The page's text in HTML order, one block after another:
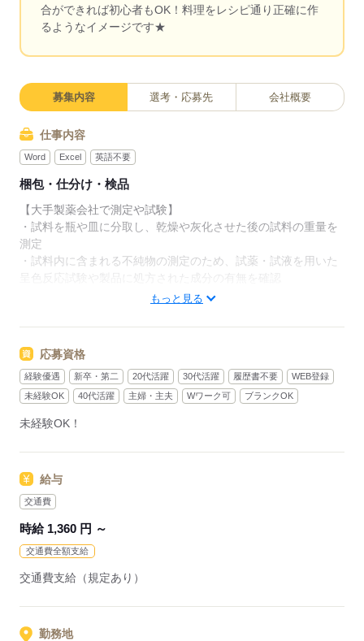
合ができれば初心者もOK！料理をレシピ通り正確に作
るようなイメージです★
募集内容 選考・応募先 会社概要
仕事内容
Word Excel 英語不要
梱包・仕分け・検品
【大手製薬会社で測定や試験】
・試料を瓶や皿に分取し、乾燥や灰化させた後の試料の重量を
測定
・試料内に含まれる不純物の測定のため、試薬・試液を用いた
呈色反応試験や製品に処方された成分の有無を確認
・試料の製剤特性を確認するため、粒の大きさや溶け易さの測
＊ビーカー、フラスコ、メスシリンダー等の計量器や、成分分
析機を使用します♪
＊試液が目に入らないよう保護具着用します♪
【男女比】【配属先部署】品質管理課【部署人数】
【服装】作業服貸与【休憩室】あり
で正社員への道もあり◎
もっと見る
応募資格
経験優遇 新卒・第二 20代活躍 30代活躍 履歴書不要
WEB登録
未経験OK
40代活躍 主婦・主夫 Wワーク可 ブランクOK
未経験OK！
給与
交通費
時給 1,360 円 ～
交通費全額支給
交通費支給（規定あり）
勤務地